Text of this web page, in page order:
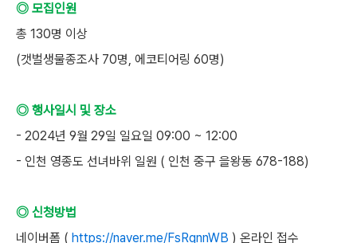
◎ 모집인원
총 130명 이상
(갯벌생물종조사 70명, 에코티어링 60명)
◎ 행사일시 및 장소
- 2024년 9월 29일 일요일 09:00 ~ 12:00
- 인천 영종도 선녀바위 일원 ( 인천 중구 을왕동 678-188)
◎ 신청방법
네이버폼 ( https://naver.me/FsRqnnWB ) 온라인 접수